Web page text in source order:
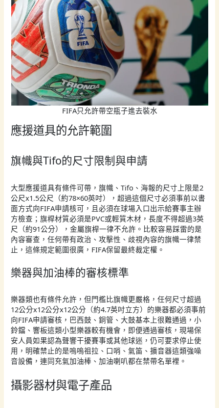
FIFA只允許帶空瓶子進去裝水
應援道具的允許範圍
旗幟與Tifo的尺寸限制與申請
大型應援道具有條件可帶，旗幟、Tifo、海報的尺寸上限是2
公尺x1.5公尺（約78×60英吋），超過這個尺寸必須事前以書
面方式向FIFA申請核可，且必須在球場入口出示給賽事主辦
方檢查；旗桿材質必須是PVC或輕質木材，長度不得超過3英
尺（約91公分），金屬旗桿一律不允許。比較容易踩雷的是
內容審查，任何帶有政治、攻擊性、歧視內容的旗幟一律禁
止，這條規定範圍很廣，FIFA保留最終裁定權。
樂器與加油棒的審核標準
樂器類也有條件允許，但門檻比旗幟更嚴格，任何尺寸超過
12公分x12公分x12公分（約4.7英吋立方）的樂器都必須事前
向FIFA申請審核，巴西鼓、銅管、大鼓基本上很難通過，小
鈴鐺、響板這類小型樂器較有機會，即便通過審核，現場保
安人員如果認為聲響干擾賽事或其他球迷，仍可要求停止使
用，明確禁止的是嗚嗚祖拉、口哨、氣笛、擴音器這類強噪
音設備，連同充氣加油棒、加油喇叭都在禁帶名單裡。
攝影器材與電子產品